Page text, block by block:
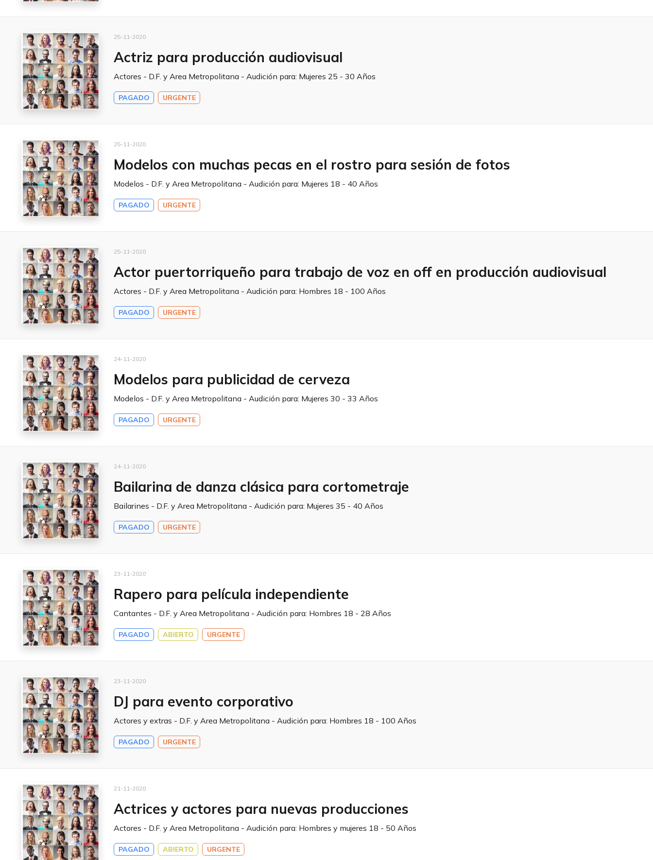
25-11-2020
Actriz para producción audiovisual
Actores - D.F. y Area Metropolitana - Audición para: Mujeres 25 - 30 Años
PAGADO URGENTE
25-11-2020
Modelos con muchas pecas en el rostro para sesión de fotos
Modelos - D.F. y Area Metropolitana - Audición para: Mujeres 18 - 40 Años
PAGADO URGENTE
25-11-2020
Actor puertorriqueño para trabajo de voz en off en producción audiovisual
Actores - D.F. y Area Metropolitana - Audición para: Hombres 18 - 100 Años
PAGADO URGENTE
24-11-2020
Modelos para publicidad de cerveza
Modelos - D.F. y Area Metropolitana - Audición para: Mujeres 30 - 33 Años
PAGADO URGENTE
24-11-2020
Bailarina de danza clásica para cortometraje
Bailarines - D.F. y Area Metropolitana - Audición para: Mujeres 35 - 40 Años
PAGADO URGENTE
23-11-2020
Rapero para película independiente
Cantantes - D.F. y Area Metropolitana - Audición para: Hombres 18 - 28 Años
PAGADO ABIERTO URGENTE
23-11-2020
DJ para evento corporativo
Actores y extras - D.F. y Area Metropolitana - Audición para: Hombres 18 - 100 Años
PAGADO URGENTE
21-11-2020
Actrices y actores para nuevas producciones
Actores - D.F. y Area Metropolitana - Audición para: Hombres y mujeres 18 - 50 Años
PAGADO ABIERTO URGENTE